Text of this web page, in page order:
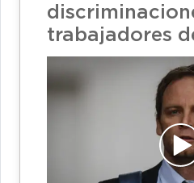
trabajadores